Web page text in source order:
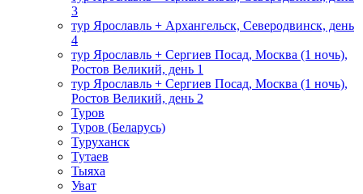
3
тур Ярославль + Архангельск, Северодвинск, день
4
тур Ярославль + Сергиев Посад, Москва (1 ночь),
Ростов Великий, день 1
тур Ярославль + Сергиев Посад, Москва (1 ночь),
Ростов Великий, день 2
Туров
Туров (Беларусь)
Туруханск
Тутаев
Тыяха
Уват